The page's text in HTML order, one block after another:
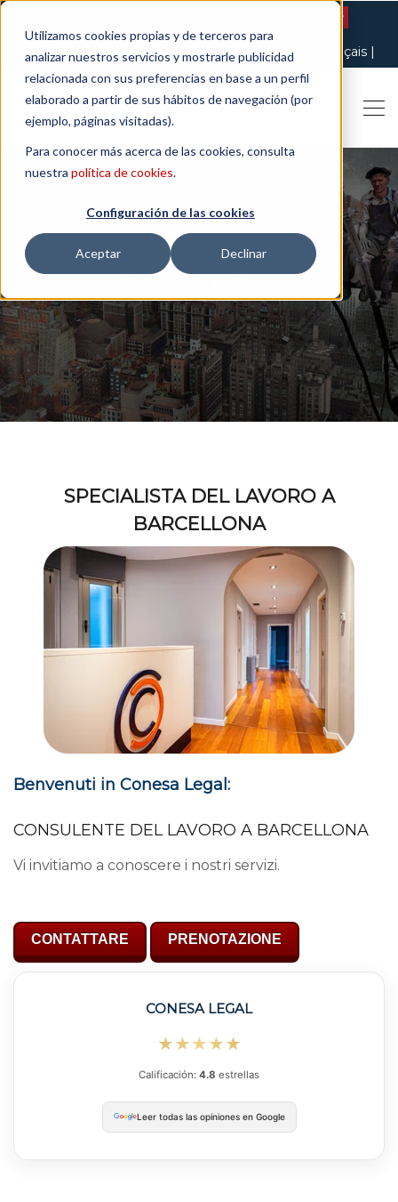
Utilizamos cookies propias y de terceros para
analizar nuestros servicios y mostrarle publicidad
relacionada con sus preferencias en base a un perfil
elaborado a partir de sus hábitos de navegación (por
ejemplo, páginas visitadas).
Para conocer más acerca de las cookies, consulta
nuestra política de cookies.
Configuración de las cookies
Aceptar Declinar
Iscriviti alla newsletter
Italiano Català
English Español Français
AVVOCATO DEL LAVORO
SPECIALISTA DEL LAVORO A
BARCELLONA
Benvenuti in Conesa Legal:
CONSULENTE DEL LAVORO A BARCELLONA
Vi invitiamo a conoscere i nostri servizi.
CONTATTARE PRENOTAZIONE
CONESA LEGAL
★★★★★
Calificación: 4.8 estrellas
Leer todas las opiniones en Google